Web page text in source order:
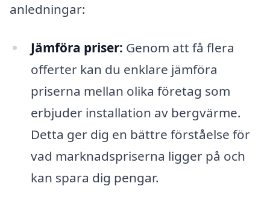
anledningar:
Jämföra priser: Genom att få flera
offerter kan du enklare jämföra
priserna mellan olika företag som
erbjuder installation av bergvärme.
Detta ger dig en bättre förståelse för
vad marknadspriserna ligger på och
kan spara dig pengar.